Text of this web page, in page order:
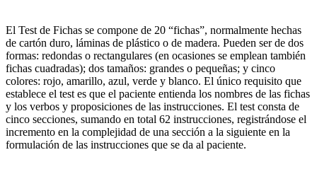
El Test de Fichas se compone de 20 “fichas”, normalmente hechas
de cartón duro, láminas de plástico o de madera. Pueden ser de dos
formas: redondas o rectangulares (en ocasiones se emplean también
fichas cuadradas); dos tamaños: grandes o pequeñas; y cinco
colores: rojo, amarillo, azul, verde y blanco. El único requisito que
establece el test es que el paciente entienda los nombres de las fichas
y los verbos y proposiciones de las instrucciones. El test consta de
cinco secciones, sumando en total 62 instrucciones, registrándose el
incremento en la complejidad de una sección a la siguiente en la
formulación de las instrucciones que se da al paciente.